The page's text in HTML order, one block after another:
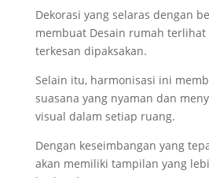
Dekorasi yang selaras dengan
membuat Desain rumah
terkesan dipaksakan.
Selain itu, harmonisasi ini
suasana yang nyaman dan
visual dalam setiap ruang.
Dengan keseimbangan yang
akan memiliki tampilan yang